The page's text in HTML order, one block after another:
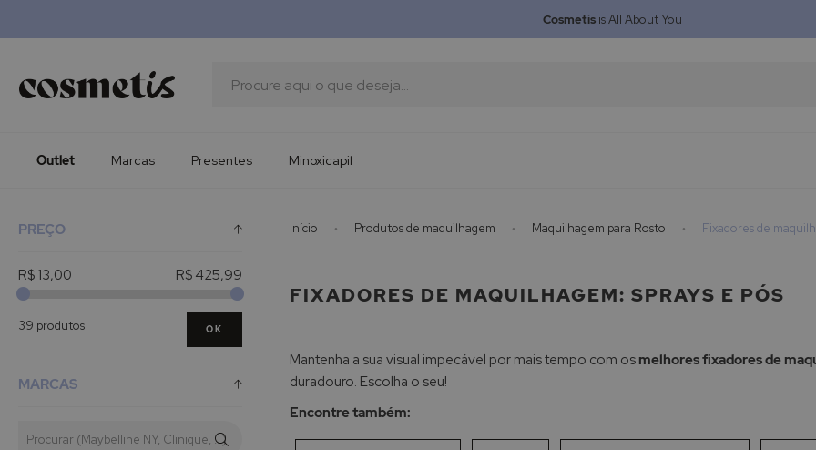
Cosmetisis All About You
Procura
Presentes
Minoxicapil
Outlet Marcas Presentes Minoxicapil
Início Produtos de maquilhagem Maquilhagem para Rosto Fixadores de
FIXADORES DE MAQUILHAGEM: SPRAYS E PÓS
Mantenha a sua visual impecável por mais tempo com os melhores fixadores de
duradouro. Escolha o seu!
Encontre também:
PREÇO
R$ 13,00 R$ 425,99
39 produtos OK
MARCAS